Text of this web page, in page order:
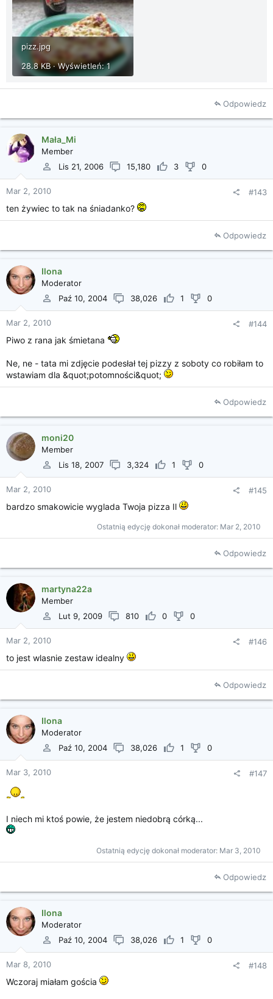
pizz.jpg
28.8 KB · Wyświetleń: 1
Odpowiedz
Mała_Mi
Member
Lis 21, 2006
15,180 3 0
Mar 2, 2010 #143
ten żywiec to tak na śniadanko?
Odpowiedz
Ilona
Moderator
Paź 10, 2004
38,026 1 0
Mar 2, 2010 #144
Piwo z rana jak śmietana
Ne, ne - tata mi zdjęcie podesłał tej pizzy z soboty co robiłam to
wstawiam dla &quot;potomności&quot;
Odpowiedz
moni20
Member
Lis 18, 2007
3,324 1 0
Mar 2, 2010 #145
bardzo smakowicie wyglada Twoja pizza Il
Ostatnią edycję dokonał moderator: Mar 2, 2010
Odpowiedz
martyna22a
Member
Lut 9, 2009
810 0 0
Mar 2, 2010 #146
to jest wlasnie zestaw idealny
Odpowiedz
Ilona
Moderator
Paź 10, 2004
38,026 1 0
Mar 3, 2010 #147
I niech mi ktoś powie, że jestem niedobrą córką...
Ostatnią edycję dokonał moderator: Mar 3, 2010
Odpowiedz
Ilona
Moderator
Paź 10, 2004
38,026 1 0
Mar 8, 2010 #148
Wczoraj miałam gościa